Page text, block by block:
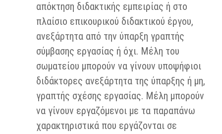
απόκτηση διδακτικής εμπειρίας ή στο
πλαίσιο επικουρικού διδακτικού έργου,
ανεξάρτητα από την ύπαρξη γραπτής
σύμβασης εργασίας ή όχι. Μέλη του
σωματείου μπορούν να γίνουν υποψήφιοι
διδάκτορες ανεξάρτητα της ύπαρξης ή μη,
γραπτής σχέσης εργασίας. Μέλη μπορούν
να γίνουν εργαζόμενοι με τα παραπάνω
χαρακτηριστικά που εργάζονται σε